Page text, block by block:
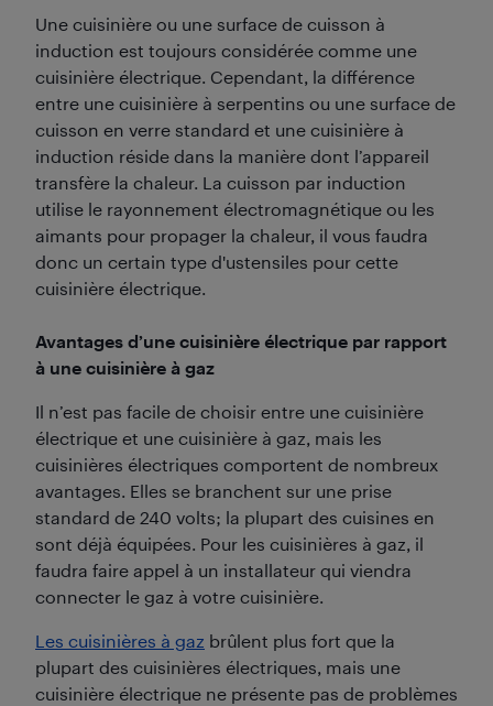
Une cuisinière ou une surface de cuisson à
induction est toujours considérée comme une
cuisinière électrique. Cependant, la différence
entre une cuisinière à serpentins ou une surface de
cuisson en verre standard et une cuisinière à
induction réside dans la manière dont l’appareil
transfère la chaleur. La cuisson par induction
utilise le rayonnement électromagnétique ou les
aimants pour propager la chaleur, il vous faudra
donc un certain type d'ustensiles pour cette
cuisinière électrique.
Avantages d’une cuisinière électrique par rapport
à une cuisinière à gaz
Il n’est pas facile de choisir entre une cuisinière
électrique et une cuisinière à gaz, mais les
cuisinières électriques comportent de nombreux
avantages. Elles se branchent sur une prise
standard de 240 volts; la plupart des cuisines en
sont déjà équipées. Pour les cuisinières à gaz, il
faudra faire appel à un installateur qui viendra
connecter le gaz à votre cuisinière.
Les cuisinières à gaz brûlent plus fort que la
plupart des cuisinières électriques, mais une
cuisinière électrique ne présente pas de problèmes